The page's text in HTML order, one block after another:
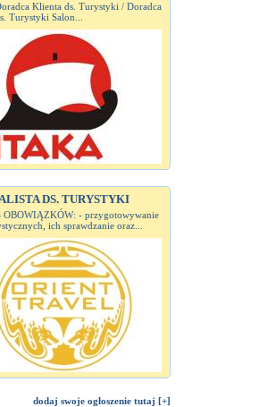
Klienta ds. Turystyki / Doradca
Turystyki Salon...
DS. TURYSTYKI
OBOWIĄZKÓW: - przygotowywanie
ich sprawdzanie oraz...
dodaj swoje ogłoszenie tutaj [+]